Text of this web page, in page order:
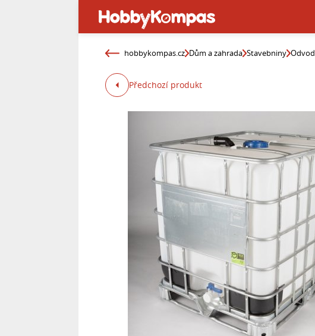
hobbykompas.cz Dům a zahrada Stavebniny
Předchozí produkt